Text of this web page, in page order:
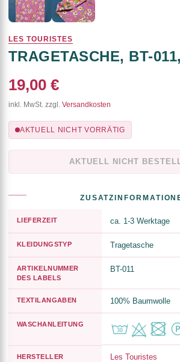
LES TOURISTES
TRAGETASCHE, BT-
19,00 €
inkl. MwSt. zzgl. Versandkosten
AKTUELL NICHT VORRÄTIG
AKTUELL NICHT
LIEFERZEIT ca. 1-3 Werktage
KLEIDUNGSTYP Tragetasche
ARTIKELNUMMER
DES LABELS
BT-011
TEXTILANGABEN 100% Baumwolle
WASCHANLEITUNG
HERSTELLER Les Touristes